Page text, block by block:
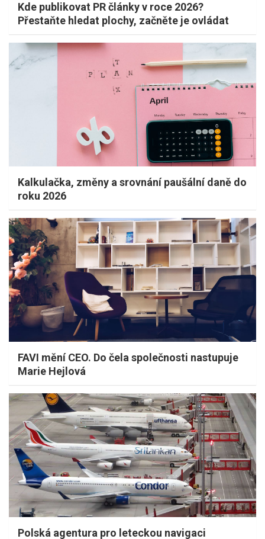
Kde publikovat PR články v roce 2026?
Přestaňte hledat plochy, začněte je ovládat
Kalkulačka, změny a srovnání paušální daně do
roku 2026
FAVI mění CEO. Do čela společnosti nastupuje
Marie Hejlová
Polská agentura pro leteckou navigaci